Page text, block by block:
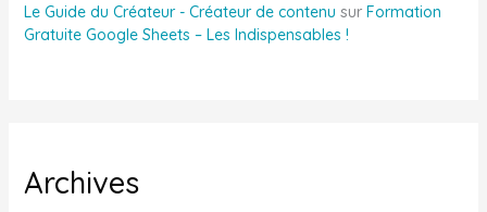
Le Guide du Créateur - Créateur de contenu sur Formation
Gratuite Google Sheets – Les Indispensables !
Archives